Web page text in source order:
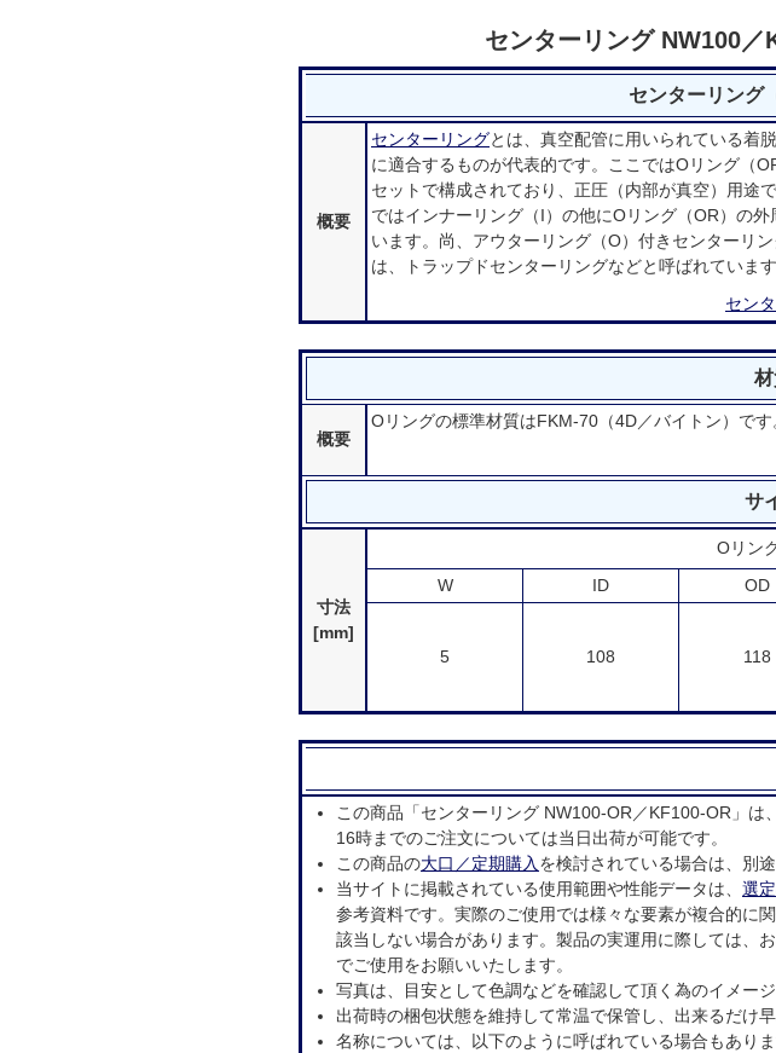
センターリング NW100
センターリング
概要
センターリングとは、真空配管に用いられている着
に適合するものが代表的です。ここではOリング（
セットで構成されており、正圧（内部が真空）用途
ではインナーリング（I）の他にOリング（OR）の
います。尚、アウターリング（O）付きセンターリ
は、トラップドセンターリングなどと呼ばれています
セン
概要
Oリングの標準材質はFKM-70（4D／バイトン）で
サ
寸法
[mm]
Oリン
W
ID OD
5 108 118
この商品「センターリング NW100-OR／KF100-OR」は
16時までのご注文については当日出荷が可能です。
この商品の大口／定期購入 を検討されている場合は、別途
当サイトに掲載されている使用範囲や性能データは、 選
参考資料です。実際のご使用では様々な要素が複合的に
該当しない場合があります。製品の実運用に際しては、
でご使用をお願いいたします。
写真は、目安として色調などを確認して頂く為のイメージ
出荷時の梱包状態を維持して常温で保管し、出来るだけ
名称については、以下のように呼ばれている場合もありま